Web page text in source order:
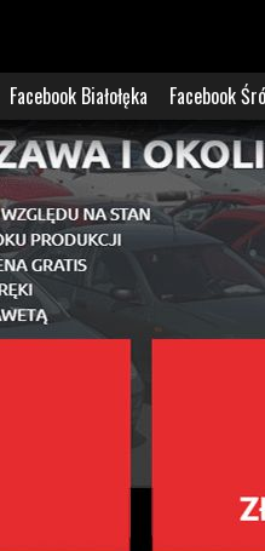
Facebook Białołęka Facebook